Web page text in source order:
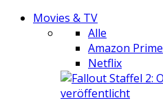
Movies & TV
Alle
Amazon Prime
Netflix